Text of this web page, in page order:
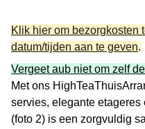
Klik hier om bezorgkosten
datum/tijden aan te geven.
Vergeet aub niet om zelf
Met ons
servies, elegante
(foto 2) is een zorgvuldig